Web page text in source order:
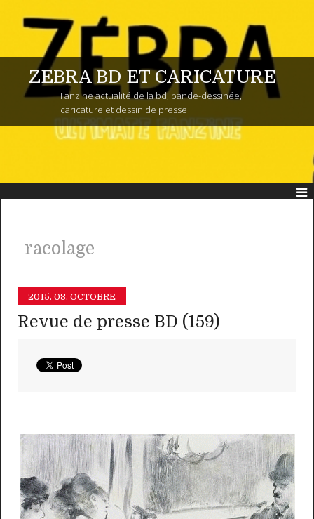
ZEBRA BD ET CARICATURE
Fanzine actualité de la bd, bande-dessinée,
caricature et dessin de presse
racolage
2015. 08. OCTOBRE
Revue de presse BD (159)